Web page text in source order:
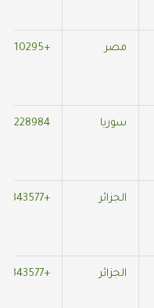
مصر +966537110295
سوريا
الجزائر +213553343577
الجزائر +213553343577